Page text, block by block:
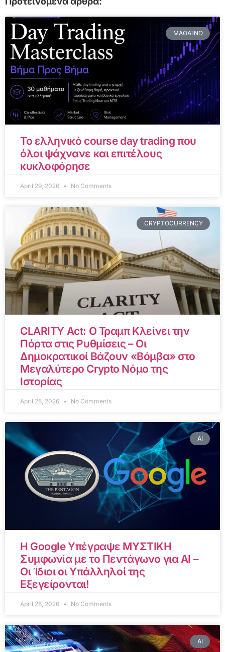
ΜΑΘΑΊΝΩ
Το ελληνικό course day trading που
όλοι ψάχνανε και επιτέλους
κυκλοφόρησε
April 29, 2026 No Comments
CRYPTOCURRENCY
CLARITY Act: Ο Τραμπ Κλείνει την
Πόρτα στις Ρυθμίσεις – Οι
Δημοκρατικοί Βάζουν «Βόμβα» στο
Μεγαλύτερο Crypto Νόμο της
Ιστορίας
April 28, 2026 No Comments
AI
Η Google Υπέγραψε ΜΥΣΤΙΚΗ
Συμφωνία με το Πεντάγωνο για AI –
Οι Ίδιοι οι Υπάλληλοί της
Εξεγείρονται!
April 28, 2026 No Comments
AI